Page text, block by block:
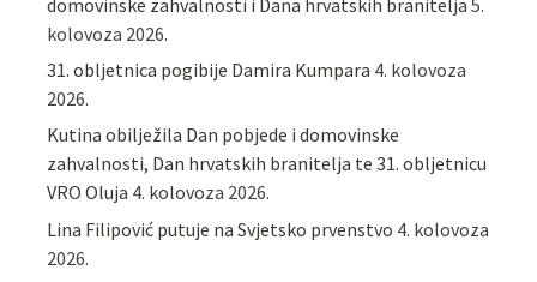
kolovoza 2026.
31. obljetnica pogibije Damira Kumpara 4. kolovoza
2026.
Kutina obilježila Dan pobjede i domovinske
zahvalnosti, Dan hrvatskih branitelja te 31. obljetnicu
VRO Oluja 4. kolovoza 2026.
Lina Filipović putuje na Svjetsko prvenstvo 4. kolovoza
2026.